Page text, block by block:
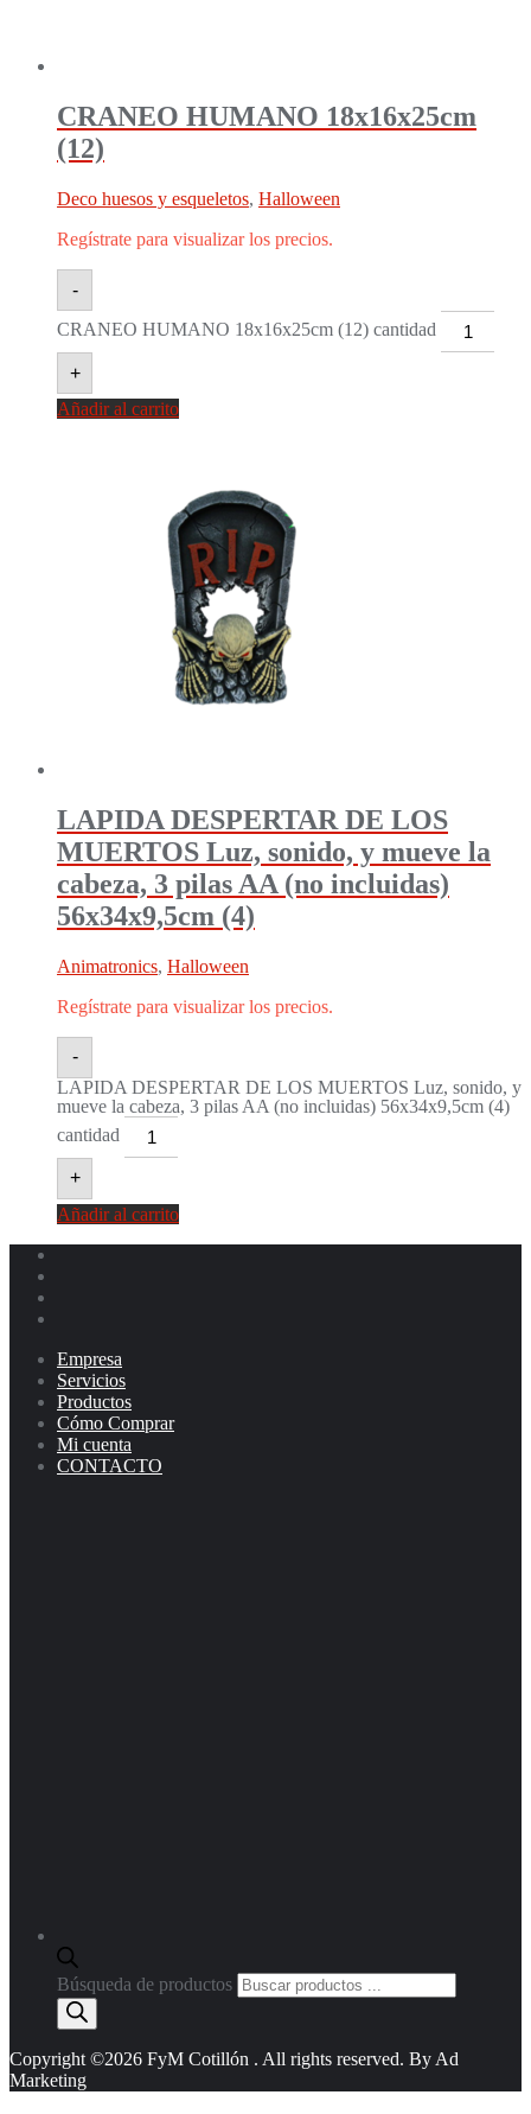
CRANEO HUMANO 18x16x25cm
(12)
Deco huesos y esqueletos, Halloween
Regístrate para visualizar los precios.
-
CRANEO HUMANO 18x16x25cm (12) cantidad
+
Añadir al carrito
LAPIDA DESPERTAR DE LOS
MUERTOS Luz, sonido, y mueve la
cabeza, 3 pilas AA (no incluidas)
56x34x9,5cm (4)
Animatronics, Halloween
Regístrate para visualizar los precios.
-
LAPIDA DESPERTAR DE LOS MUERTOS Luz, sonido, y
mueve la cabeza, 3 pilas AA (no incluidas) 56x34x9,5cm (4)
cantidad
+
Añadir al carrito
Empresa
Servicios
Productos
Cómo Comprar
Mi cuenta
CONTACTO
Búsqueda de productos
Copyright ©2026 FyM Cotillón . All rights reserved. By Ad
Marketing